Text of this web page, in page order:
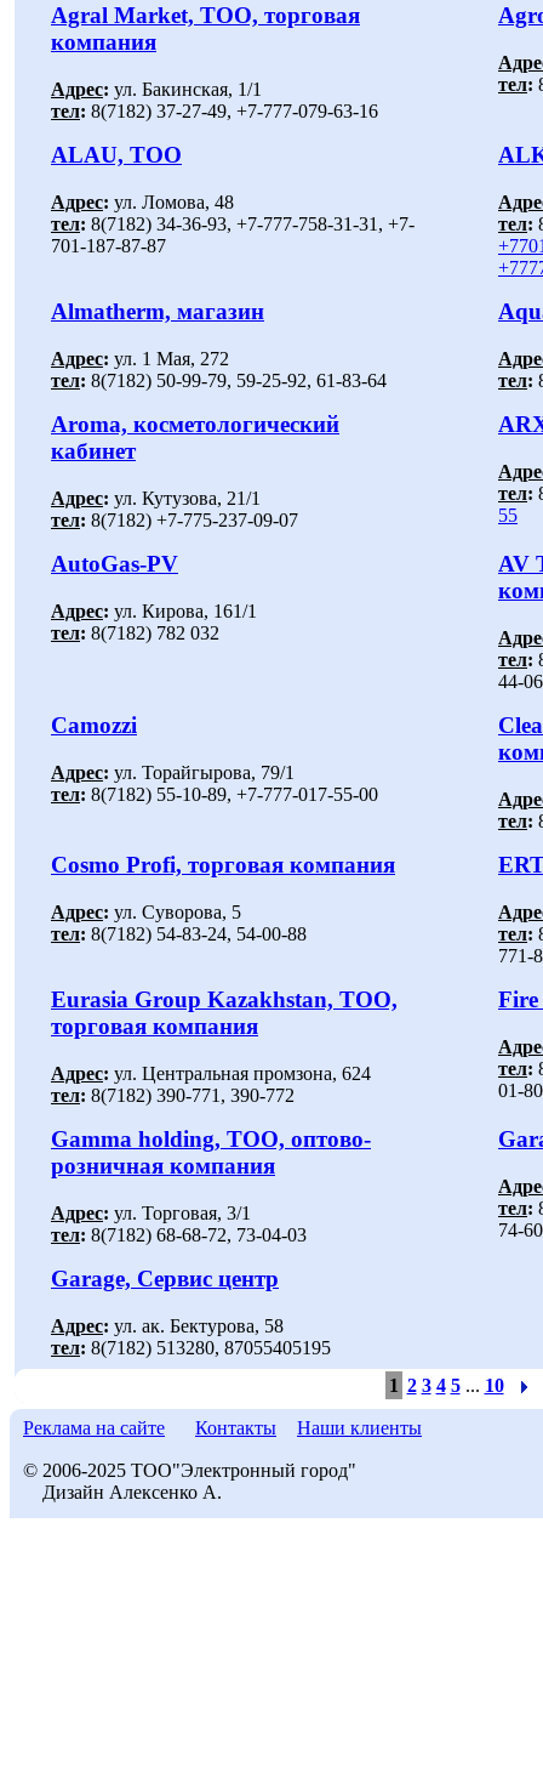
Agral Market, ТОО, торговая
компания
Адрес: ул. Бакинская, 1/1
тел: 8(7182) 37-27-49, +7-777-079-63-16
тел:
ALAU, ТОО
Адрес: ул. Ломова, 48
тел: 8(7182) 34-36-93, +7-777-758-31-31, +7-
701-187-87-87
тел:
Almatherm, магазин
Адрес: ул. 1 Мая, 272
тел: 8(7182) 50-99-79, 59-25-92, 61-83-64
тел:
Aroma, косметологический
кабинет
Адрес: ул. Кутузова, 21/1
тел: 8(7182) +7-775-237-09-07
тел:
55
AutoGas-PV
Адрес: ул. Кирова, 161/1
тел: 8(7182) 782 032
AV
тел:
44-06
Camozzi
Адрес: ул. Торайгырова, 79/1
тел: 8(7182) 55-10-89, +7-777-017-55-00
тел:
Cosmo Profi, торговая компания
Адрес: ул. Суворова, 5
тел: 8(7182) 54-83-24, 54-00-88
тел:
771-
Eurasia Group Kazakhstan, ТОО,
торговая компания
Адрес: ул. Центральная промзона, 624
тел: 8(7182) 390-771, 390-772
тел:
01-80
Gamma holding, ТОО, оптово-
розничная компания
Адрес: ул. Торговая, 3/1
тел: 8(7182) 68-68-72, 73-04-03
тел:
74-
Garage, Сервис центр
Адрес: ул. ак. Бектурова, 58
тел: 8(7182) 513280, 87055405195
1 2 3 4 5... 10
Реклама на сайте Контакты Наши клиенты
© 2006-2025 ТОО"Электронный город"
Дизайн Алексенко А.